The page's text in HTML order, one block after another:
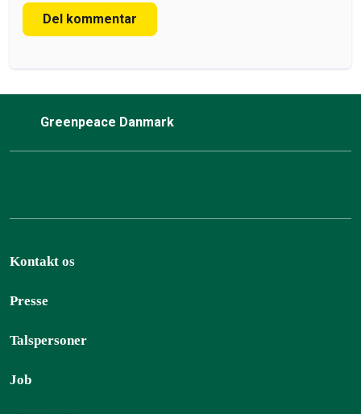
Del kommentar
Greenpeace Danmark
Kontakt os
Presse
Talspersoner
Job